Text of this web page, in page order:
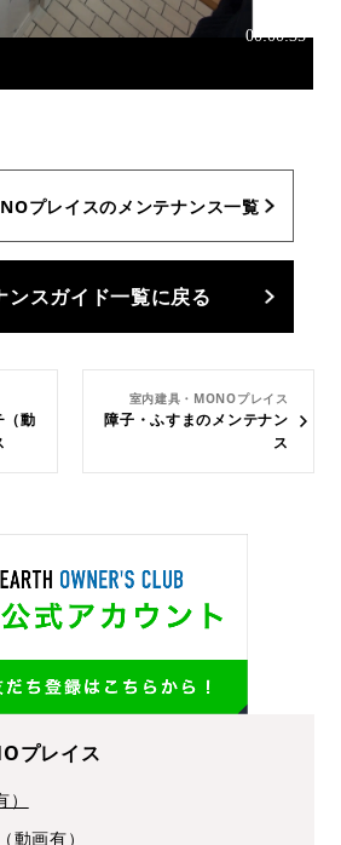
プレイスのメンテナンス一覧
ンスガイド一覧に戻る
（動
室内建具・MONOプレイス
障子・ふすまのメンテナン
ス
プレイス
動画有）